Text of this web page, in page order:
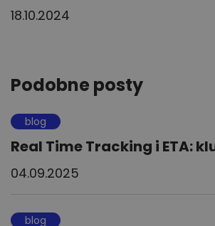
18.10.2024
Podobne posty
blog
Real Time Tracking i ETA:
04.09.2025
blog